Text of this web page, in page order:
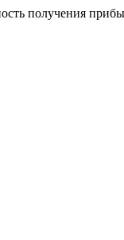
получения